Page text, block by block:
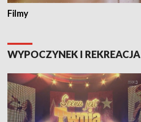
Filmy
WYPOCZYNEK I REKREACJA